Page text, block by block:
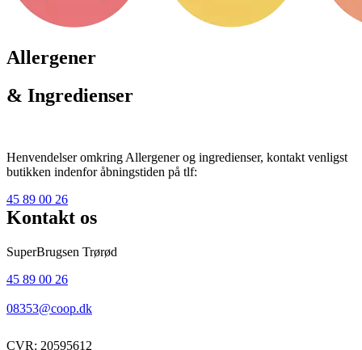
Allergener
& Ingredienser
Henvendelser omkring Allergener og ingredienser, kontakt venligst
butikken indenfor åbningstiden på tlf:
45 89 00 26
Kontakt os
SuperBrugsen Trørød
45 89 00 26
08353@coop.dk
CVR: 20595612